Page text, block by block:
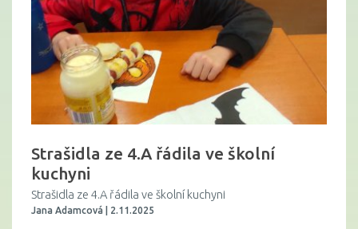
Strašidla ze 4.A řádila ve školní
kuchyni
Strašidla ze 4.A řádila ve školní kuchyni
Jana Adamcová | 2.11.2025